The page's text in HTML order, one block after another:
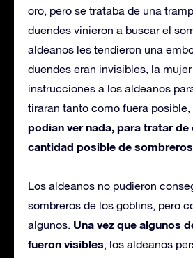
oro, pero se trataba de una
duendes vinieron a buscar el
aldeanos les tendieron una
duendes eran invisibles, la
instrucciones a los aldeanos
tiraran tanto como fuera posible,
podían ver nada, para tratar
cantidad posible de
Los aldeanos no pudieron
sombreros de los goblins, pero
algunos. Una vez que algunos
fueron visibles, los aldeanos